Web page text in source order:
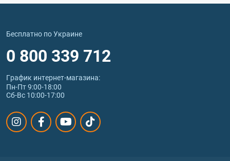
Бесплатно по Украине
0 800 339 712
График интернет‑магазина:
Пн-Пт 9:00-18:00
Сб-Вс 10:00-17:00